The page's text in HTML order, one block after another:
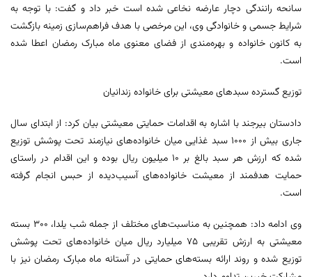
سانحه رانندگی دچار عارضه نخاعی شده است خبر داد و گفت: با توجه به
شرایط جسمی و خانوادگی وی، این مرخصی با هدف فراهم‌سازی زمینه بازگشت
به کانون خانواده و بهره‌مندی از فضای معنوی ماه مبارک رمضان اعطا شده
است.
توزیع گسترده سبدهای معیشتی برای خانواده زندانیان
دادستان بیرجند با اشاره به اقدامات حمایتی معیشتی بیان کرد: از ابتدای سال
جاری بیش از ۱۰۰۰ سبد غذایی میان خانواده‌های نیازمند تحت پوشش توزیع
شده که ارزش هر سبد بالغ بر ۱۰ میلیون ریال بوده و این اقدام در راستای
حمایت هدفمند از معیشت خانواده‌های آسیب‌دیده از حبس انجام گرفته
است.
وی ادامه داد: همچنین به مناسبت‌های مختلف از جمله شب یلدا، ۳۰۰ بسته
معیشتی به ارزش تقریبی ۷۵ میلیارد ریال میان خانواده‌های تحت پوشش
توزیع شده و روند ارائه بسته‌های حمایتی در آستانه ماه مبارک رمضان نیز با